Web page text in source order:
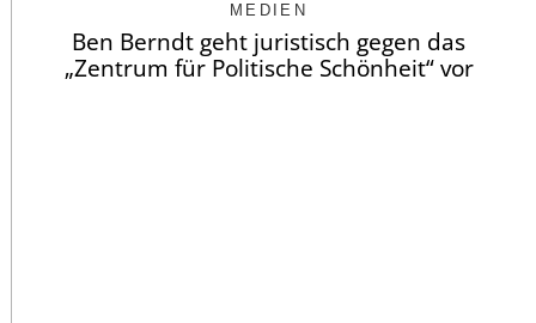
MEDIEN
Ben Berndt geht juristisch gegen das
„Zentrum für Politische Schönheit“ vor